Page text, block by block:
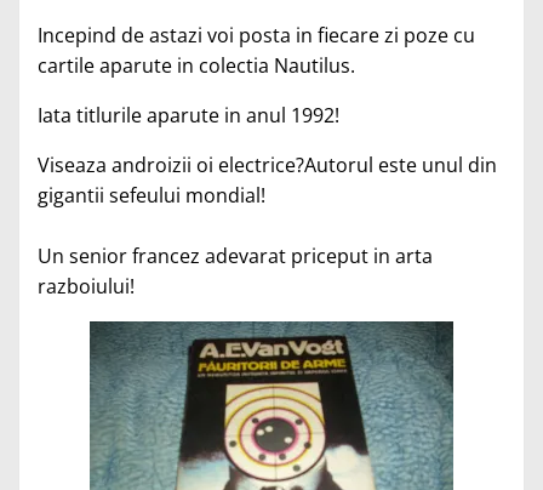
Incepind de astazi voi posta in fiecare zi poze cu
cartile aparute in colectia Nautilus.
Iata titlurile aparute in anul 1992!
Viseaza androizii oi electrice?Autorul este unul din
gigantii sefeului mondial!
Un senior francez adevarat priceput in arta
razboiului!